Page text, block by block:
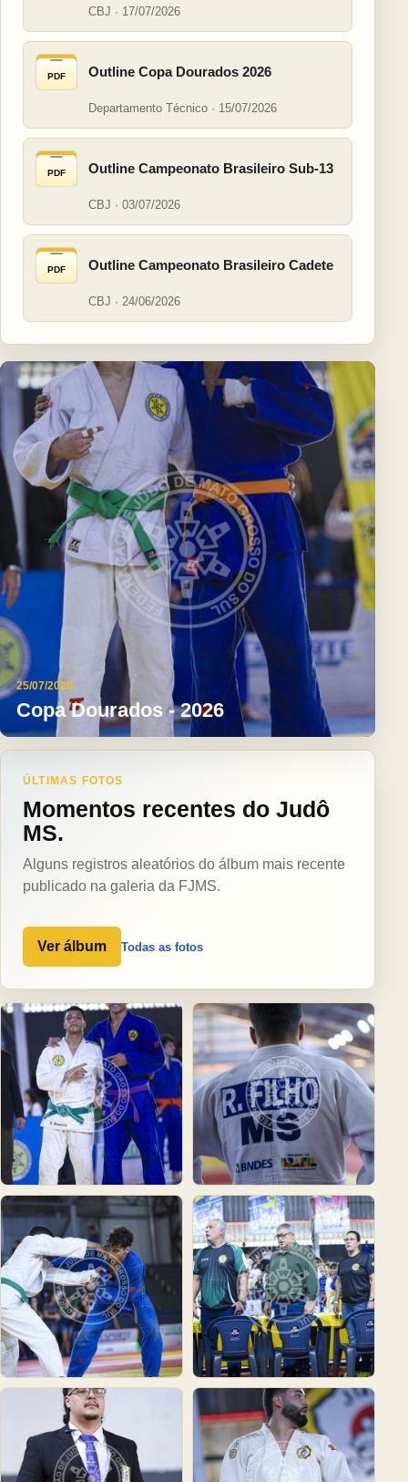
CBJ · 17/07/2026
PDF Outline Copa Dourados 2026
Departamento Técnico · 15/07/2026
PDF Outline Campeonato Brasileiro Sub-13
CBJ · 03/07/2026
PDF Outline Campeonato Brasileiro Cadete
CBJ · 24/06/2026
25/07/2026
Copa Dourados - 2026
ÚLTIMAS FOTOS
Momentos recentes do Judô
MS.
Alguns registros aleatórios do álbum mais recente
publicado na galeria da FJMS.
Ver álbum Todas as fotos